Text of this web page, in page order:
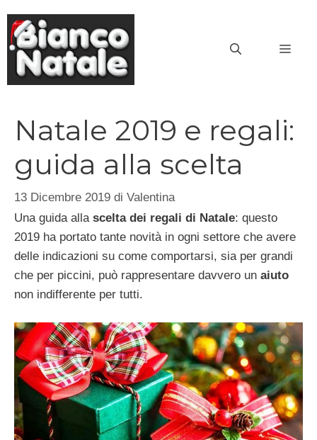
contenuto
Natale 2019 e regali:
guida alla scelta
13 Dicembre 2019 di Valentina
Una guida alla scelta dei regali di Natale: questo
2019 ha portato tante novità in ogni settore che avere
delle indicazioni su come comportarsi, sia per grandi
che per piccini, può rappresentare davvero un aiuto
non indifferente per tutti.